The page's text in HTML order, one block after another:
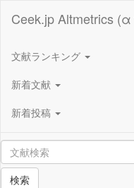
Ceek.jp Altmetrics (α
文献ランキング
新着文献
新着投稿
検索